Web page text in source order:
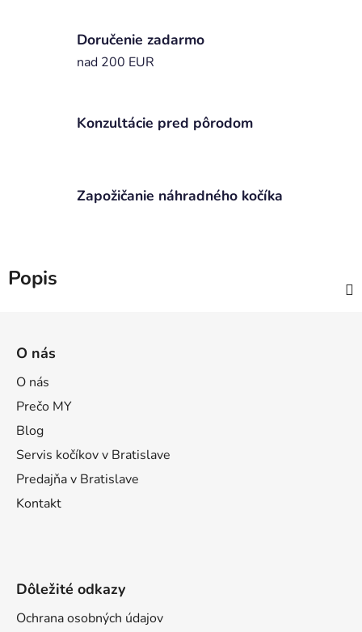
Doručenie zadarmo
nad 200 EUR
Konzultácie pred pôrodom
Zapožičanie náhradného kočíka
Popis
O nás
O nás
Prečo MY
Blog
Servis kočíkov v Bratislave
Predajňa v Bratislave
Kontakt
Dôležité odkazy
Ochrana osobných údajov